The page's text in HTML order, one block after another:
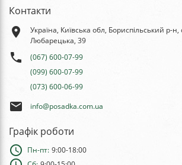
Контакти
place
Україна, Київська обл, Бориспільський р-н,
Любарецька, 39
phone
(067) 600-07-99
(099) 600-07-99
(073) 600-06-99
email info@posadka.com.ua
Графік роботи
schedule Пн-пт: 9:00-18:00